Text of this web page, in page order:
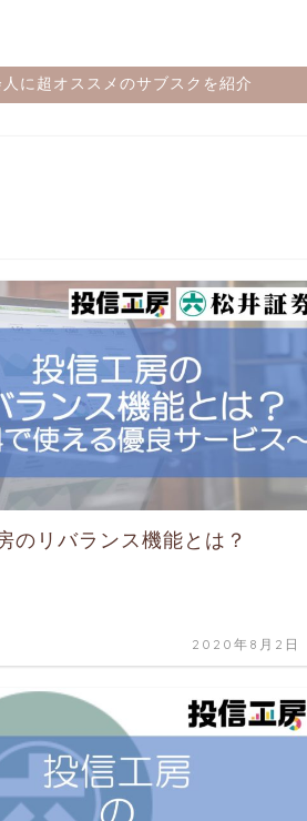
人に超オススメのサブスクを紹介
のリバランス機能とは？
2020年8月2日